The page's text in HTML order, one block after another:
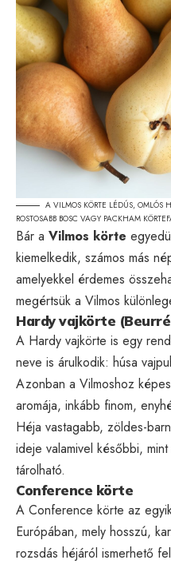
A VILMOS KÖRTE LÉDÚS, OMLÓS
ROSTOSABB BOSC VAGY PACKHAM
Bár a Vilmos körte
kiemelkedik, számos más
amelyekkel érdemes
megértsük a Vilmos
Hardy vajkörte
A Hardy vajkörte is egy
neve is árulkodik: húsa
Azonban a Vilmoshoz
aromája, inkább finom,
Héja vastagabb, zöldes-
ideje valamivel későbbi,
tárolható.
Conference körte
A Conference körte az
Európában, mely hosszú,
rozsdás héjáról ismerhető